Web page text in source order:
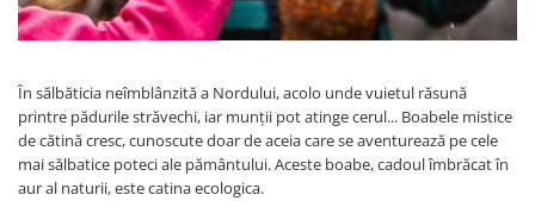
În sălbăticia neîmblânzită a Nordului, acolo unde vuietul răsună
printre pădurile străvechi, iar munții pot atinge cerul... Boabele mistice
de cătină cresc, cunoscute doar de aceia care se aventurează pe cele
mai sălbatice poteci ale pământului. Aceste boabe, cadoul îmbrăcat în
aur al naturii, este catina ecologica.